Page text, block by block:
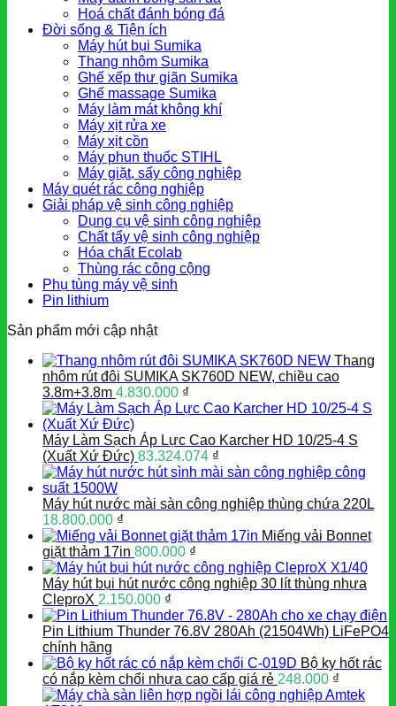
Hoá chất đánh bóng đá
Đời sống & Tiện ích
Máy hút bụi Sumika
Thang nhôm Sumika
Ghế xếp thư giãn Sumika
Ghế massage Sumika
Máy làm mát không khí
Máy xịt rửa xe
Máy xịt cồn
Máy phun thuốc STIHL
Máy giặt, sấy công nghiệp
Máy quét rác công nghiệp
Giải pháp vệ sinh công nghiệp
Dụng cụ vệ sinh công nghiệp
Chất tẩy vệ sinh công nghiệp
Hóa chất Ecolab
Thùng rác công cộng
Phụ tùng máy vệ sinh
Pin lithium
Sản phẩm mới cập nhật
Thang
nhôm rút đôi SUMIKA SK760D NEW, chiều cao
3.8m+3.8m 4.830.000 ₫
Máy Làm Sạch Áp Lực Cao Karcher HD 10/25-4 S
(Xuất Xứ Đức) 83.324.074 ₫
Máy hút nước mài sàn công nghiệp thùng chứa 220L
18.800.000 ₫
Miếng vải Bonnet
giặt thảm 17in 800.000 ₫
Máy hút bụi hút nước công nghiệp 30 lít thùng nhựa
CleproX 2.150.000 ₫
Pin Lithium Thunder 76.8V 280Ah (21504Wh) LiFePO4
chính hãng
Bộ ky hốt rác
có nắp kèm chổi nhựa cao cấp giá rẻ 248.000 ₫